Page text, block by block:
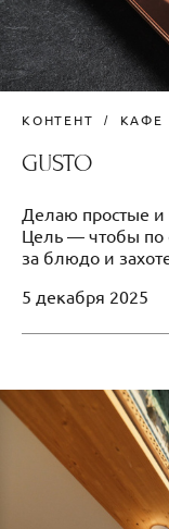
КОНТЕНТ КАФЕ
GUSTO
Делаю простые
Цель — чтобы по
за блюдо и
5 декабря 2025